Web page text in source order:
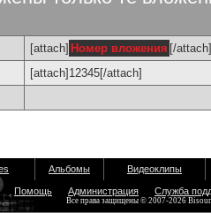
[attach] Номер вложения [/attach]
[attach]12345[/attach]
Альбомы Видеоклипы
Помощь Администрация Служба
Все права защищены © 2007-2026